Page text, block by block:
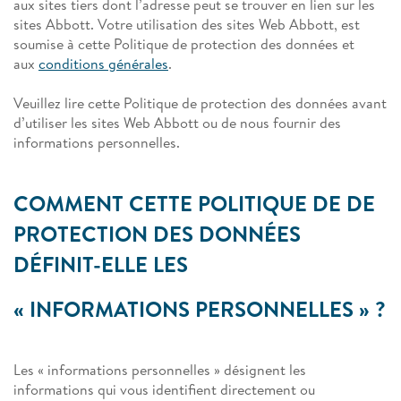
aux sites tiers dont l’adresse peut se trouver en lien sur les
sites Abbott. Votre utilisation des sites Web Abbott, est
soumise à cette Politique de protection des données et
aux conditions générales.
Veuillez lire cette Politique de protection des données avant
d’utiliser les sites Web Abbott ou de nous fournir des
informations personnelles.
COMMENT CETTE POLITIQUE DE DE
PROTECTION DES DONNÉES
DÉFINIT-ELLE LES
« INFORMATIONS PERSONNELLES » ?
Les « informations personnelles » désignent les
informations qui vous identifient directement ou